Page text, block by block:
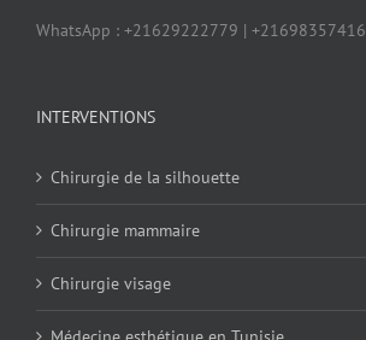
WhatsApp : +21629222779 | +21698357416
INTERVENTIONS
Chirurgie de la silhouette
Chirurgie mammaire
Chirurgie visage